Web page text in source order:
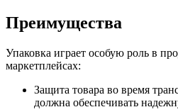
Преимущества
Упаковка играет особую роль в
маркетплейсах:
Защита товара во время
должна обеспечивать